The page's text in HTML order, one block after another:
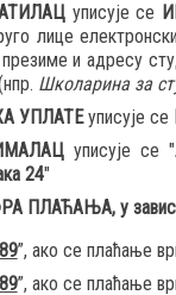
уписује се
лице
и адресу
Школарина за
УПЛАТЕуписује се
уписује се "
24"
ПЛАЋАЊА, у
”, ако се плаћање
”, ако се плаћање